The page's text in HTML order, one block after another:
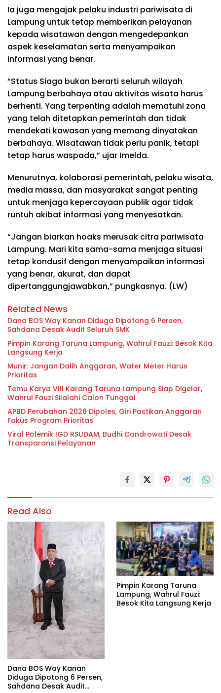
Ia juga mengajak pelaku industri pariwisata di
Lampung untuk tetap memberikan pelayanan
kepada wisatawan dengan mengedepankan
aspek keselamatan serta menyampaikan
informasi yang benar.
“Status Siaga bukan berarti seluruh wilayah
Lampung berbahaya atau aktivitas wisata harus
berhenti. Yang terpenting adalah mematuhi zona
yang telah ditetapkan pemerintah dan tidak
mendekati kawasan yang memang dinyatakan
berbahaya. Wisatawan tidak perlu panik, tetapi
tetap harus waspada,” ujar Imelda.
Menurutnya, kolaborasi pemerintah, pelaku wisata,
media massa, dan masyarakat sangat penting
untuk menjaga kepercayaan publik agar tidak
runtuh akibat informasi yang menyesatkan.
“Jangan biarkan hoaks merusak citra pariwisata
Lampung. Mari kita sama-sama menjaga situasi
tetap kondusif dengan menyampaikan informasi
yang benar, akurat, dan dapat
dipertanggungjawabkan,” pungkasnya. (LW)
Related News
Dana BOS Way Kanan Diduga Dipotong 6 Persen,
Sahdana Desak Audit Seluruh SMK
Pimpin Karang Taruna Lampung, Wahrul Fauzi: Besok Kita
Langsung Kerja
Munir: Jangan Dalih Anggaran, Water Meter Harus
Prioritas
Temu Karya VIII Karang Taruna Lampung Siap Digelar,
Wahrul Fauzi Silalahi Calon Tunggal
APBD Perubahan 2026 Dipoles, Giri Pastikan Anggaran
Fokus Program Prioritas
Viral Polemik IGD RSUDAM, Budhi Condrowati Desak
Transparansi Pelayanan
Read Also
Dana BOS Way Kanan
Diduga Dipotong 6 Persen,
Sahdana Desak Audit
Pimpin Karang Taruna
Lampung, Wahrul Fauzi:
Besok Kita Langsung Kerja